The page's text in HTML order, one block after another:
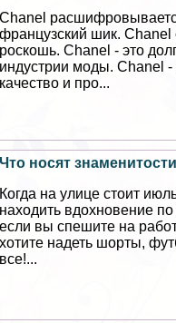
Chanel
французский шик. Chanel
роскошь. Chanel - это
индустрии моды. Chanel -
качество и про...
Что носят
Когда на улице стоит
находить вдохновение
если вы спешите на
хотите надеть шорты,
все!...